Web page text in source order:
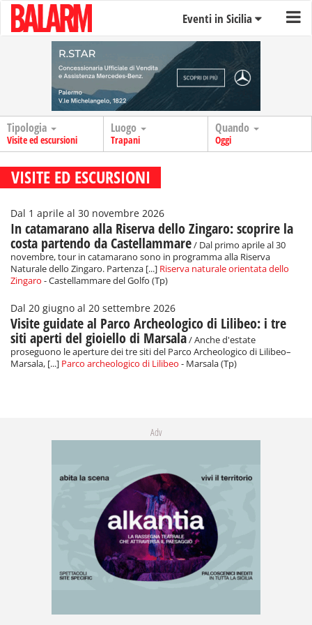
Eventi in Sicilia
Tipologia
Visite ed escursioni
Luogo
Trapani
Quando
Oggi
VISITE ED ESCURSIONI
Dal 1 aprile al 30 novembre 2026
In catamarano alla Riserva dello Zingaro: scoprire la
costa partendo da Castellammare/ Dal primo aprile al 30
novembre, tour in catamarano sono in programma alla Riserva
Naturale dello Zingaro. Partenza [...] Riserva naturale orientata dello
Zingaro - Castellammare del Golfo (Tp)
Dal 20 giugno al 20 settembre 2026
Visite guidate al Parco Archeologico di Lilibeo: i tre
siti aperti del gioiello di Marsala/ Anche d'estate
proseguono le aperture dei tre siti del Parco Archeologico di Lilibeo–
Marsala, [...] Parco archeologico di Lilibeo - Marsala (Tp)
Adv